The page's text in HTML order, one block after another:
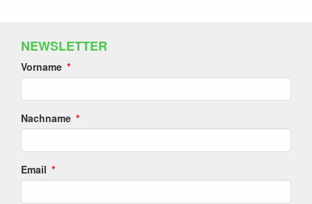
NEWSLETTER
Vorname
Nachname
Email